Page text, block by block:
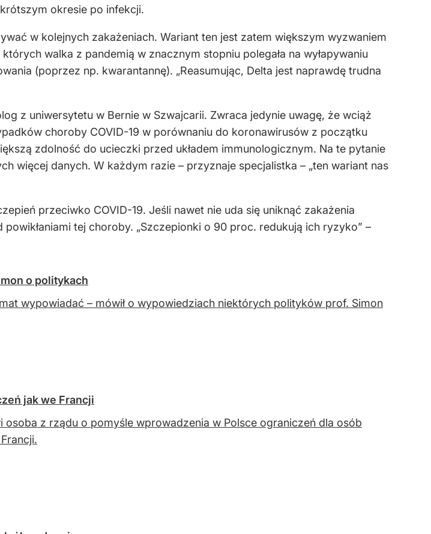
okresie po infekcji.
w kolejnych zakażeniach. Wariant ten jest zatem większym wyzwaniem
walka z pandemią w znacznym stopniu polegała na wyłapywaniu
(poprzez np. kwarantannę). „Reasumując, Delta jest naprawdę trudna
z uniwersytetu w Bernie w Szwajcarii. Zwraca jedynie uwagę, że wciąż
choroby COVID-19 w porównaniu do koronawirusów z początku
zdolność do ucieczki przed układem immunologicznym. Na te pytanie
więcej danych. W każdym razie – przyznaje specjalistka – „ten wariant nas
przeciwko COVID-19. Jeśli nawet nie uda się uniknąć zakażenia
tej choroby. „Szczepionki o 90 proc. redukują ich ryzyko” –
o politykach
wypowiadać – mówił o wypowiedziach niektórych polityków prof. Simon
jak we Francji
osoba z rządu o pomyśle wprowadzenia w Polsce ograniczeń dla osób